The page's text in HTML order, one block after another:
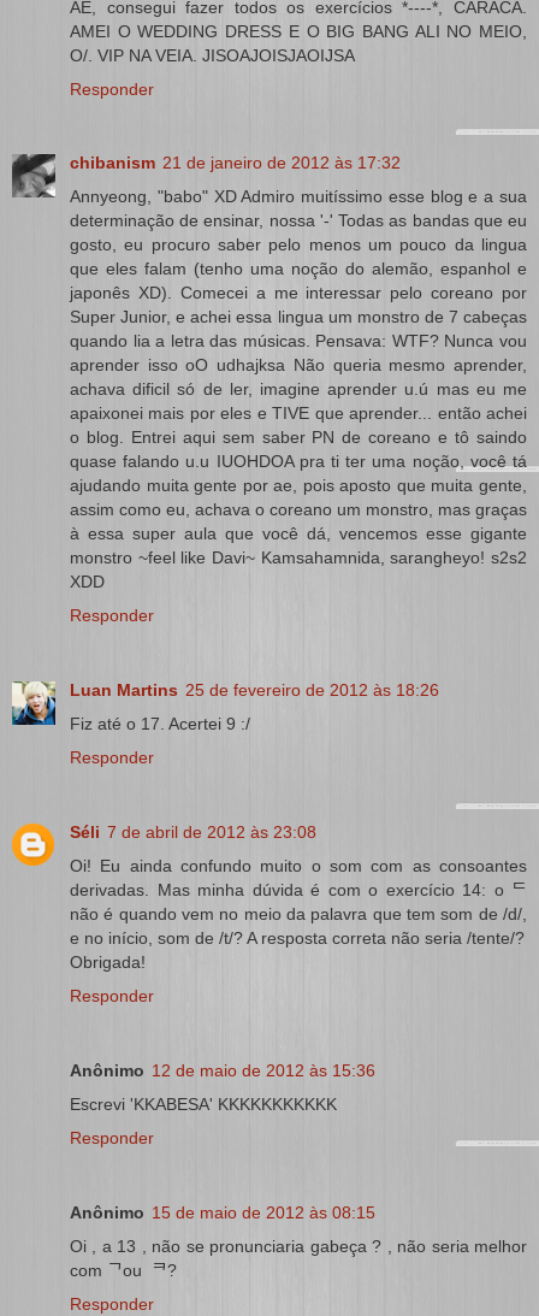
AE, consegui fazer todos os exercícios *----*, CARACA.
AMEI O WEDDING DRESS E O BIG BANG ALI NO MEIO,
O/. VIP NA VEIA. JISOAJOISJAOIJSA
Responder
chibanism 21 de janeiro de 2012 às 17:32
Annyeong, "babo" XD Admiro muitíssimo esse blog e a sua
determinação de ensinar, nossa '-' Todas as bandas que eu
gosto, eu procuro saber pelo menos um pouco da lingua
que eles falam (tenho uma noção do alemão, espanhol e
japonês XD). Comecei a me interessar pelo coreano por
Super Junior, e achei essa lingua um monstro de 7 cabeças
quando lia a letra das músicas. Pensava: WTF? Nunca vou
aprender isso oO udhajksa Não queria mesmo aprender,
achava dificil só de ler, imagine aprender u.ú mas eu me
apaixonei mais por eles e TIVE que aprender... então achei
o blog. Entrei aqui sem saber PN de coreano e tô saindo
quase falando u.u IUOHDOA pra ti ter uma noção, você tá
ajudando muita gente por ae, pois aposto que muita gente,
assim como eu, achava o coreano um monstro, mas graças
à essa super aula que você dá, vencemos esse gigante
monstro ~feel like Davi~ Kamsahamnida, sarangheyo! s2s2
XDD
Responder
Luan Martins 25 de fevereiro de 2012 às 18:26
Fiz até o 17. Acertei 9 :/
Responder
Séli 7 de abril de 2012 às 23:08
Oi! Eu ainda confundo muito o som com as consoantes
derivadas. Mas minha dúvida é com o exercício 14: o ᄃ
não é quando vem no meio da palavra que tem som de /d/,
e no início, som de /t/? A resposta correta não seria /tente/?
Obrigada!
Responder
Anônimo 12 de maio de 2012 às 15:36
Escrevi 'KKABESA' KKKKKKKKKKK
Responder
Anônimo 15 de maio de 2012 às 08:15
Oi , a 13 , não se pronunciaria gabeça ? , não seria melhor
com ᄀou ᄏ?
Responder